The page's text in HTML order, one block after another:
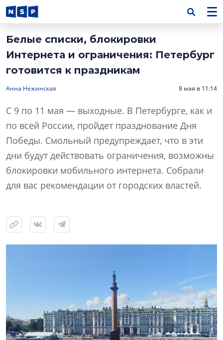
Белые списки, блокировки
Интернета и ограничения: Петербург
готовится к праздникам
Анна Нежинская 8 мая в 11:14
С 9 по 11 мая — выходные. В Петербурге, как и
по всей России, пройдет празднование Дня
Победы. Смольный предупреждает, что в эти
дни будут действовать ограничения, возможны
блокировки мобильного интернета. Собрали
для вас рекомендации от городских властей.